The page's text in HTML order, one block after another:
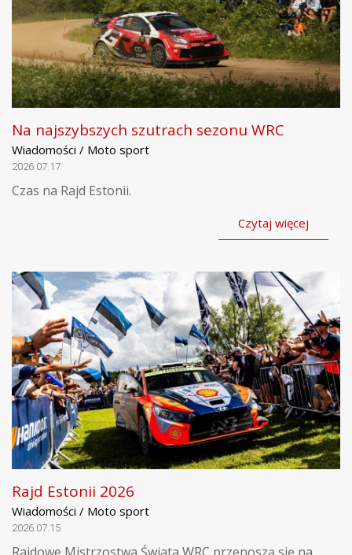
Na najszybszych szutrach sezonu WRC
Wiadomości / Moto sport
2026.07.17
Czas na Rajd Estonii.
Czytaj więcej
Rajd Estonii 2026
Wiadomości / Moto sport
2026.07.15